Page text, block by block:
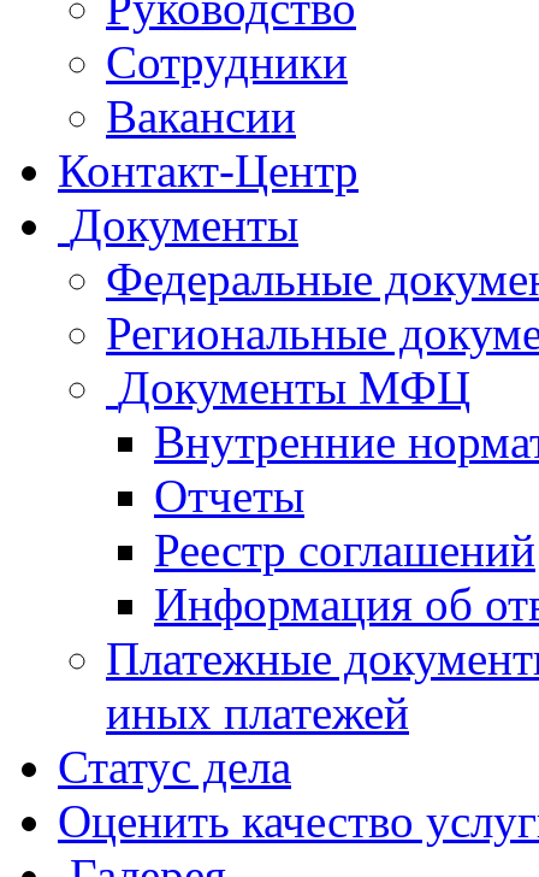
Сотрудники
Вакансии
Контакт-Центр
Документы
Федеральные
Региональные
Документы МФЦ
Внутренние
Отчеты
Реестр соглашений
Информация об
Платежные
иных платежей
Статус дела
Оценить качество